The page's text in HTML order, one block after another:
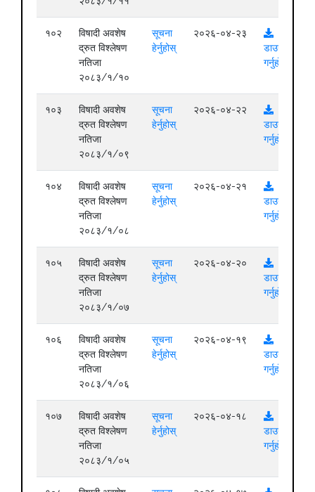
१०२
विषादी अवशेष
द्रुत विश्लेषण
नतिजा
२०८३/१/१०
सूचना
हेर्नुहोस्
२०२६-०४-२३
डाउनलोड
गर्नुहोस्
१०३
विषादी अवशेष
द्रुत विश्लेषण
नतिजा
२०८३/१/०९
सूचना
हेर्नुहोस्
२०२६-०४-२२
डाउनलोड
गर्नुहोस्
१०४
विषादी अवशेष
द्रुत विश्लेषण
नतिजा
२०८३/१/०८
सूचना
हेर्नुहोस्
२०२६-०४-२१
डाउनलोड
गर्नुहोस्
१०५
विषादी अवशेष
द्रुत विश्लेषण
नतिजा
२०८३/१/०७
सूचना
हेर्नुहोस्
२०२६-०४-२०
डाउनलोड
गर्नुहोस्
१०६
विषादी अवशेष
द्रुत विश्लेषण
नतिजा
२०८३/१/०६
सूचना
हेर्नुहोस्
२०२६-०४-१९
डाउनलोड
गर्नुहोस्
१०७
विषादी अवशेष
द्रुत विश्लेषण
नतिजा
२०८३/१/०५
सूचना
हेर्नुहोस्
२०२६-०४-१८
डाउनलोड
गर्नुहोस्